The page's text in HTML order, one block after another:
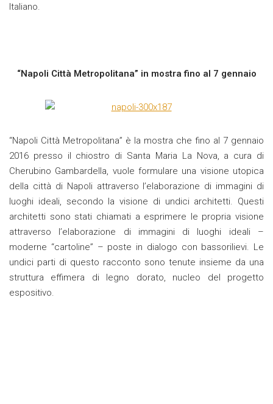
Italiano.
“Napoli Città Metropolitana” in mostra fino al 7 gennaio
“Napoli Città Metropolitana” è la mostra che fino al 7 gennaio
2016 presso il chiostro di Santa Maria La Nova, a cura di
Cherubino Gambardella, vuole formulare una visione utopica
della città di Napoli attraverso l’elaborazione di immagini di
luoghi ideali, secondo la visione di undici architetti. Questi
architetti sono stati chiamati a esprimere le propria visione
attraverso l’elaborazione di immagini di luoghi ideali –
moderne “cartoline” – poste in dialogo con bassorilievi. Le
undici parti di questo racconto sono tenute insieme da una
struttura effimera di legno dorato, nucleo del progetto
espositivo.